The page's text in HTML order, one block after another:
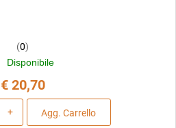
(0)
Disponibile
€ 20,70
Agg. Carrello